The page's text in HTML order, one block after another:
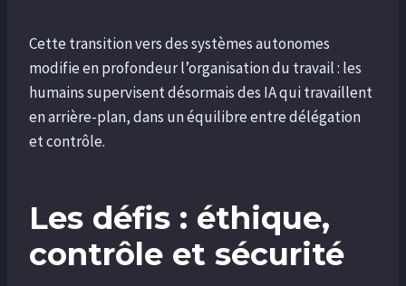
Cette transition vers des systèmes autonomes
modifie en profondeur l’organisation du travail : les
humains supervisent désormais des IA qui travaillent
en arrière-plan, dans un équilibre entre délégation
et contrôle.
Les défis : éthique,
contrôle et sécurité